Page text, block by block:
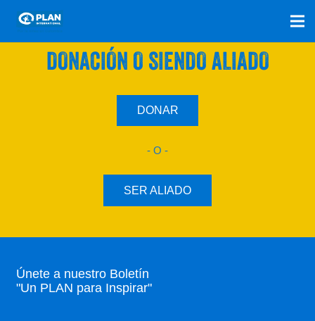
SÚMATE A NUESTRO PLAN CON UNA
DONACIÓN O SIENDO ALIADO
DONAR
- O -
SER ALIADO
Únete a nuestro Boletín
"Un PLAN para Inspirar"